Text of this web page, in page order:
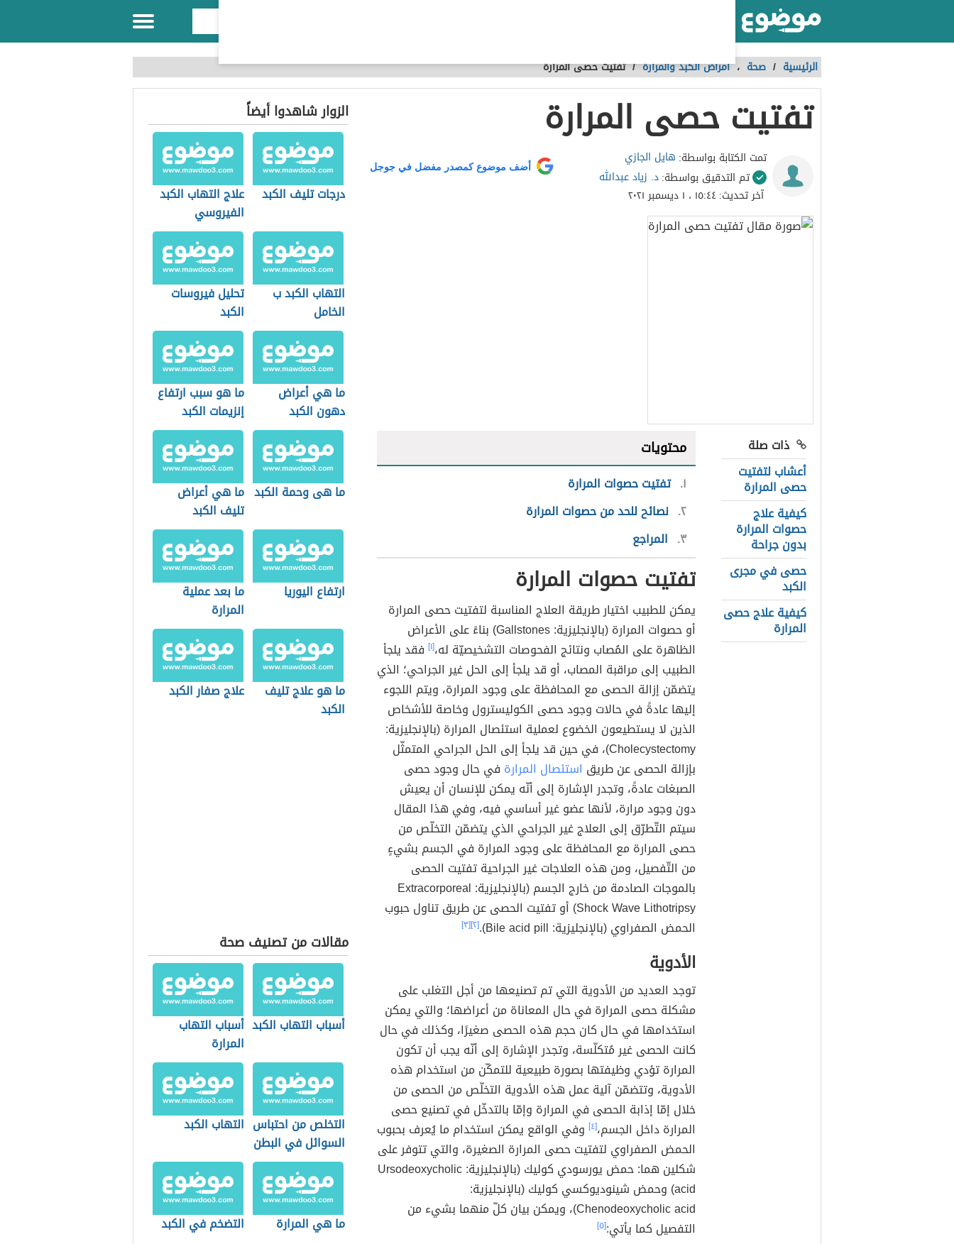
الرئيسية / صحة ،أمراض الكبد والمرارة /تفتيت حصى المرارة
تفتيت حصى المرارة
تمت الكتابة بواسطة: هايل الجازي
تم التدقيق بواسطة:د. زياد عبدالله
آخر تحديث:١٥:٤٤ ، ١ ديسمبر ٢٠٢١
أضف موضوع كمصدر مفضل في جوجل
ذات صلة
أعشاب لتفتيت
حصى المرارة
كيفية علاج
حصوات المرارة
بدون جراحة
حصى في مجرى
الكبد
كيفية علاج حصى
المرارة
محتويات
١ تفتيت حصوات المرارة
٢ نصائح للحد من حصوات المرارة
٣ المراجع
تفتيت حصوات المرارة
يمكن للطبيب اختيار طريقة العلاج المناسبة لتفتيت حصى المرارة
أو حصوات المرارة (بالإنجليزية: Gallstones) بناءً على الأعراض
الظاهرة على المُصاب ونتائج الفحوصات التشخيصيّة له،[١] فقد يلجأ
الطبيب إلى مراقبة المصاب، أو قد يلجأ إلى الحل غير الجراحي؛ الذي
يتضمّن إزالة الحصى مع المحافظة على وجود المرارة، ويتم اللجوء
إليها عادةً في حالات وجود حصى الكوليسترول وخاصة للأشخاص
الذين لا يستطيعون الخضوع لعملية استئصال المرارة (بالإنجليزية:
Cholecystectomy)، في حين قد يلجأ إلى الحل الجراحي المتمثّل
بإزالة الحصى عن طريق استئصال المرارة في حال وجود حصى
الصبغات عادةً، وتجدر الإشارة إلى أنّه يمكن للإنسان أن يعيش
دون وجود مرارة، لأنها عضو غير أساسي فيه، وفي هذا المقال
سيتم التّطرّق إلى العلاج غير الجراحي الذي يتضمّن التخلّص من
حصى المرارة مع المحافظة على وجود المرارة في الجسم بشيءٍ
من التّفصيل، ومن هذه العلاجات غير الجراحية تفتيت الحصى
بالموجات الصادمة من خارج الجسم (بالإنجليزية: Extracorporeal
Shock Wave Lithotripsy) أو تفتيت الحصى عن طريق تناول حبوب
الحمض الصفراوي (بالإنجليزية: Bile acid pill).
[٢] [٣]
الأدوية
توجد العديد من الأدوية التي تم تصنيعها من أجل التغلب على
مشكلة حصى المرارة في حال المعاناة من أعراضها؛ والتي يمكن
استخدامها في حال كان حجم هذه الحصى صغيرًا، وكذلك في حال
كانت الحصى غير مُتكلّسة، وتجدر الإشارة إلى أنّه يجب أن تكون
المرارة تؤدي وظيفتها بصورة طبيعية للتمكّن من استخدام هذه
الأدوية، وتتضمّن آلية عمل هذه الأدوية التخلّص من الحصى من
خلال إمّا إذابة الحصى في المرارة وإمّا بالتدخّل في تصنيع حصى
المرارة داخل الجسم،[٤]
وفي الواقع يمكن استخدام ما يُعرف بحبوب
الحمض الصفراوي لتفتيت حصى المرارة الصغيرة، والتي تتوفر على
شكلين هما: حمض يورسودي كوليك (بالإنجليزية: Ursodeoxycholic
acid) وحمض شينوديوكسي كوليك (بالإنجليزية:
Chenodeoxycholic acid)، ويمكن بيان كلّ منهما بشيء من
التفصيل كما يأتي:[٥]
الزوار شاهدوا أيضاً
درجات تليف الكبد
علاج التهاب الكبد
الفيروسي
التهاب الكبد ب
الخامل
تحليل فيروسات
الكبد
ما هي أعراض
دهون الكبد
ما هو سبب ارتفاع
إنزيمات الكبد
ما هى وحمة الكبد ما هي أعراض
تليف الكبد
ارتفاع اليوريا
ما بعد عملية
المرارة
ما هو علاج تليف
الكبد
علاج صفار الكبد
مقالات من تصنيف صحة
أسباب التهاب الكبد أسباب التهاب
المرارة
التخلص من احتباس
السوائل في البطن
التهاب الكبد
ما هي المرارة التضخم في الكبد